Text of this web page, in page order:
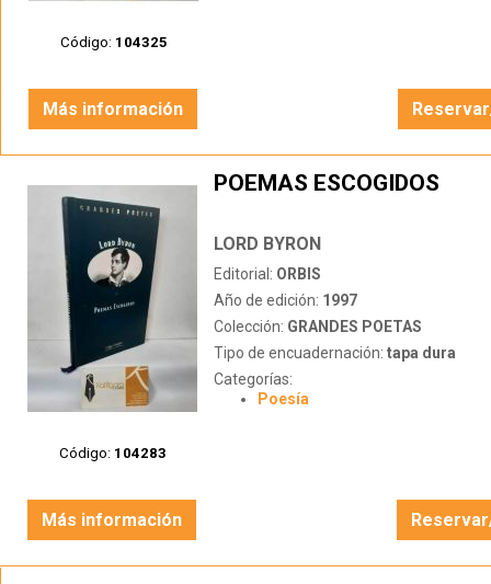
Código: 104325
Más información
Código: 104283
POEMAS ESCOGIDOS
LORD BYRON
Editorial: ORBIS
Año de edición: 1997
Colección: GRANDES POETAS
Tipo de encuadernación: tapa dura
Categorías:
Poesía
Más información